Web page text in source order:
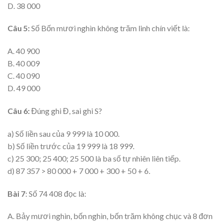
D. 38 000
Câu 5:Số Bốn mươi nghìn không trăm linh chín viết là:
A. 40 900
B. 40 009
C. 40 090
D. 49 000
Câu 6:Đúng ghi Đ, sai ghi S?
a) Số liền sau của 9 999 là 10 000.
b) Số liền trước của 19 999 là 18 999.
c) 25 300; 25 400; 25 500 là ba số tự nhiên liên tiếp.
d) 87 357 > 80 000 + 7 000 + 300 + 50 + 6.
Bài 7: Số 74 408 đọc là:
A. Bảy mươi nghìn, bốn nghìn, bốn trăm không chục và 8 đơn